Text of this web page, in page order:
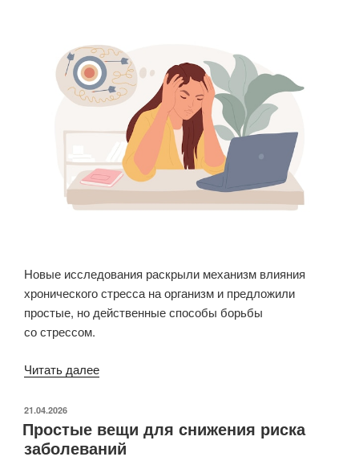
Новые исследования раскрыли механизм влияния
хронического стресса на организм и предложили
простые, но действенные способы борьбы
со стрессом.
Читать далее«Механизм
стресса
на организм
ОПУБЛИКОВАНО
21.04.2026
Простые вещи для снижения риска
заболеваний